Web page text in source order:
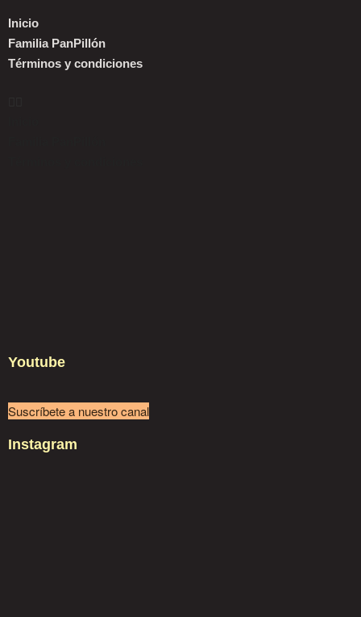
Inicio
Familia PanPillón
Términos y condiciones
Youtube
Suscríbete a nuestro canal
Instagram